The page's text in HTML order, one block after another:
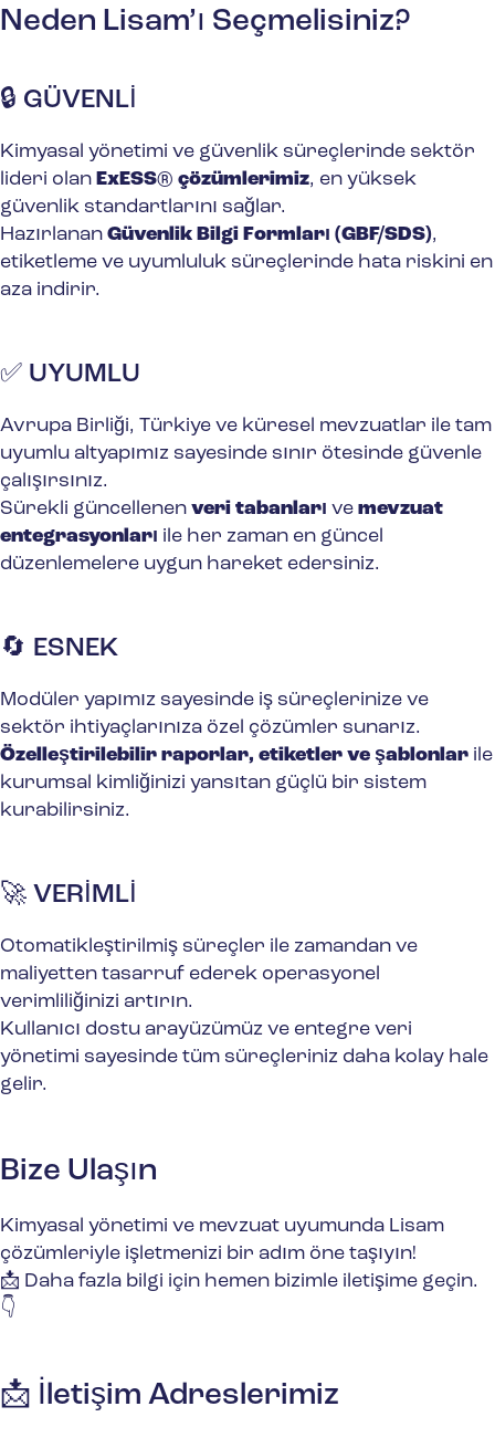
Neden Lisam’ı Seçmelisiniz?
🔒 GÜVENLİ
Kimyasal yönetimi ve güvenlik süreçlerinde sektör
lideri olan ExESS® çözümlerimiz, en yüksek
güvenlik standartlarını sağlar.
Hazırlanan Güvenlik Bilgi Formları (GBF/SDS),
etiketleme ve uyumluluk süreçlerinde hata riskini en
aza indirir.
✅ UYUMLU
Avrupa Birliği, Türkiye ve küresel mevzuatlar ile tam
uyumlu altyapımız sayesinde sınır ötesinde güvenle
çalışırsınız.
Sürekli güncellenen veri tabanları ve mevzuat
entegrasyonları ile her zaman en güncel
düzenlemelere uygun hareket edersiniz.
🔄 ESNEK
Modüler yapımız sayesinde iş süreçlerinize ve
sektör ihtiyaçlarınıza özel çözümler sunarız.
Özelleştirilebilir raporlar, etiketler ve şablonlar ile
kurumsal kimliğinizi yansıtan güçlü bir sistem
kurabilirsiniz.
🚀 VERİMLİ
Otomatikleştirilmiş süreçler ile zamandan ve
maliyetten tasarruf ederek operasyonel
verimliliğinizi artırın.
Kullanıcı dostu arayüzümüz ve entegre veri
yönetimi sayesinde tüm süreçleriniz daha kolay hale
gelir.
Bize Ulaşın
Kimyasal yönetimi ve mevzuat uyumunda Lisam
çözümleriyle işletmenizi bir adım öne taşıyın!
📩 Daha fazla bilgi için hemen bizimle iletişime geçin.
👇
📩 İletişim Adreslerimiz